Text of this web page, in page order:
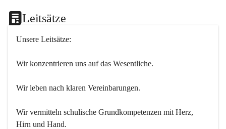
Leitsätze
Unsere Leitsätze:
Wir konzentrieren uns auf das Wesentliche.
Wir leben nach klaren Vereinbarungen.
Wir vermitteln schulische Grundkompetenzen mit Herz,
Hirn und Hand.